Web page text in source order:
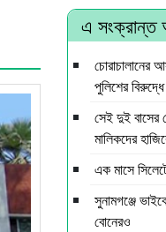
এ সংক্রান্ত
চোরাচালানের
পুলিশের
সেই দুই বাসের
মালিকদের
এক মাসে
সুনামগঞ্জে
বোনেরও